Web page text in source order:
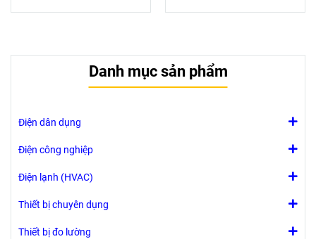
Chế độ làm
lạnh, sưởi,
hoặc bằng tay.
quạt bằng tay
cấp
bao gồm:
hoặc tự động
Danh mục sản phẩm
Điện dân dụng
Điện công nghiệp
Điện lạnh (HVAC)
Thiết bị chuyên dụng
Thiết bị đo lường